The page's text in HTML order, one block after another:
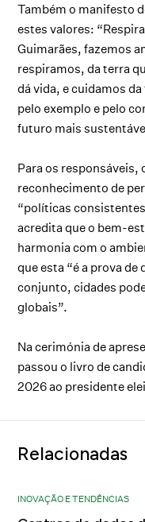
Também o manifesto
estes valores:
Guimarães, fazemos
respiramos, da terra
dá vida, e cuidamos
pelo exemplo e pelo
futuro mais
Para os responsáveis,
reconhecimento de
“políticas
acredita que o bem-
harmonia com o
que esta “é a prova de
conjunto, cidades
globais”.
Na cerimónia de
passou o livro de
2026 ao presidente
Relacionadas
INOVAÇÃO E TENDÊNCIAS